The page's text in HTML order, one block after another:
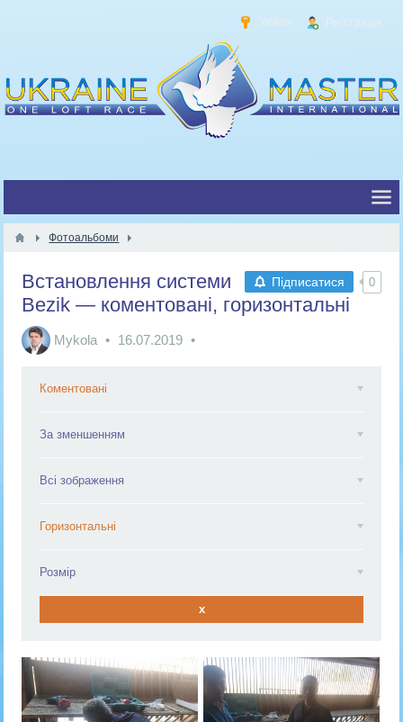
Увійти Реєстрація
Фотоальбоми
Підписатися 0
Встановлення системи
Bezik — коментовані, горизонтальні
Mykola 16.07.2019
Коментовані
За зменшенням
Всі зображення
Горизонтальні
Розмір
x